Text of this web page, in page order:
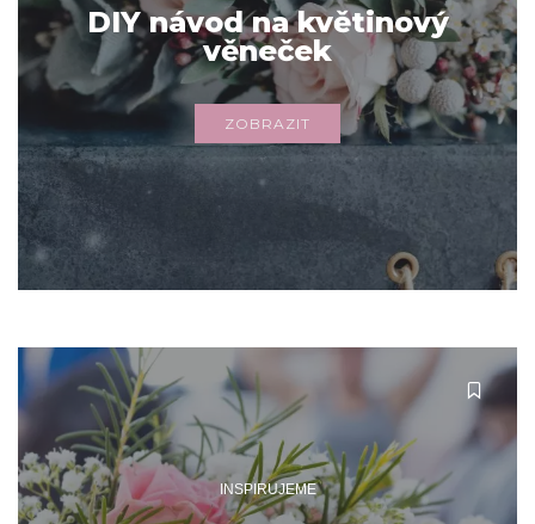
DIY návod na květinový
věneček
ZOBRAZIT
INSPIRUJEME